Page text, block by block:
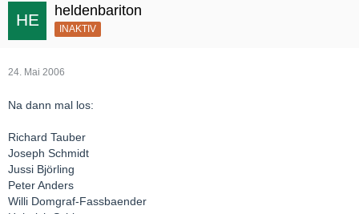
heldenbariton
INAKTIV
24. Mai 2006
Na dann mal los:
Richard Tauber
Joseph Schmidt
Jussi Björling
Peter Anders
Willi Domgraf-Fassbaender